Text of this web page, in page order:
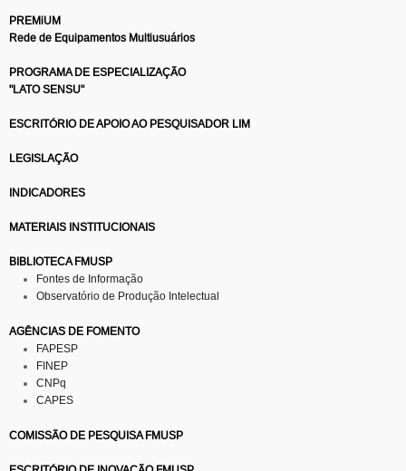
PREMiUM
Rede de Equipamentos Multiusuários
PROGRAMA DE ESPECIALIZAÇÃO
"LATO SENSU"
ESCRITÓRIO DE APOIO AO PESQUISADOR LIM
LEGISLAÇÃO
INDICADORES
MATERIAIS INSTITUCIONAIS
BIBLIOTECA FMUSP
Fontes de Informação
Observatório de Produção Intelectual
AGÊNCIAS DE FOMENTO
FAPESP
FINEP
CNPq
CAPES
COMISSÃO DE PESQUISA FMUSP